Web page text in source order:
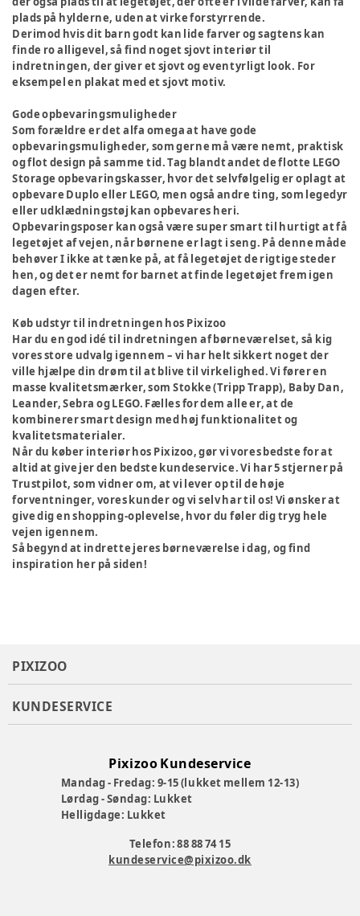
plads på hylderne, uden at virke forstyrrende.
Derimod hvis dit barn godt kan lide farver og sagtens kan
finde ro alligevel, så find noget sjovt interiør til
indretningen, der giver et sjovt og eventyrligt look. For
eksempel en plakat med et sjovt motiv.
Gode opbevaringsmuligheder
Som forældre er det alfa omega at have gode
opbevaringsmuligheder, som gerne må være nemt, praktisk
og flot design på samme tid. Tag blandt andet de flotte LEGO
Storage opbevaringskasser, hvor det selvfølgelig er oplagt at
opbevare Duplo eller LEGO, men også andre ting, som legedyr
eller udklædningstøj kan opbevares heri.
Opbevaringsposer kan også være super smart til hurtigt at få
legetøjet af vejen, når børnene er lagt i seng. På denne måde
behøver I ikke at tænke på, at få legetøjet de rigtige steder
hen, og det er nemt for barnet at finde legetøjet frem igen
dagen efter.
Køb udstyr til indretningen hos Pixizoo
Har du en god idé til indretningen af børneværelset, så kig
vores store udvalg igennem – vi har helt sikkert noget der
ville hjælpe din drøm til at blive til virkelighed. Vi fører en
masse kvalitetsmærker, som Stokke (Tripp Trapp), Baby Dan,
Leander, Sebra og LEGO. Fælles for dem alle er, at de
kombinerer smart design med høj funktionalitet og
kvalitetsmaterialer.
Når du køber interiør hos Pixizoo, gør vi vores bedste for at
altid at give jer den bedste kundeservice. Vi har 5 stjerner på
Trustpilot, som vidner om, at vi lever op til de høje
forventninger, vores kunder og vi selv har til os! Vi ønsker at
give dig en shopping-oplevelse, hvor du føler dig tryg hele
vejen igennem.
Så begynd at indrette jeres børneværelse i dag, og find
inspiration her på siden!
PIXIZOO
KUNDESERVICE
Pixizoo Kundeservice
Mandag - Fredag: 9-15 (lukket mellem 12-13)
Lørdag - Søndag: Lukket
Helligdage: Lukket
Telefon: 88 88 74 15
kundeservice@pixizoo.dk